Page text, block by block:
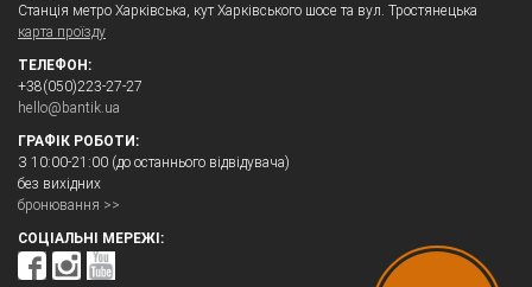
Станція метро Харківська, кут Харківського шосе та вул. Тростянецька
карта проїзду
ТЕЛЕФОН:
+38(050)223-27-27
hello@bantik.ua
ГРАФІК РОБОТИ:
З 10:00-21:00 (до останнього відвідувача)
без вихідних
бронювання >>
СОЦІАЛЬНІ МЕРЕЖІ: